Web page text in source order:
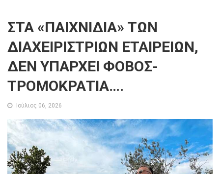
ΣΤΑ «ΠΑΙΧΝΙΔΙΑ» ΤΩΝ
ΔΙΑΧΕΙΡΙΣΤΡΙΩΝ ΕΤΑΙΡΕΙΩΝ,
ΔΕΝ ΥΠΑΡΧΕΙ ΦΟΒΟΣ-
ΤΡΟΜΟΚΡΑΤΙΑ….
Ιούλιος 06, 2026